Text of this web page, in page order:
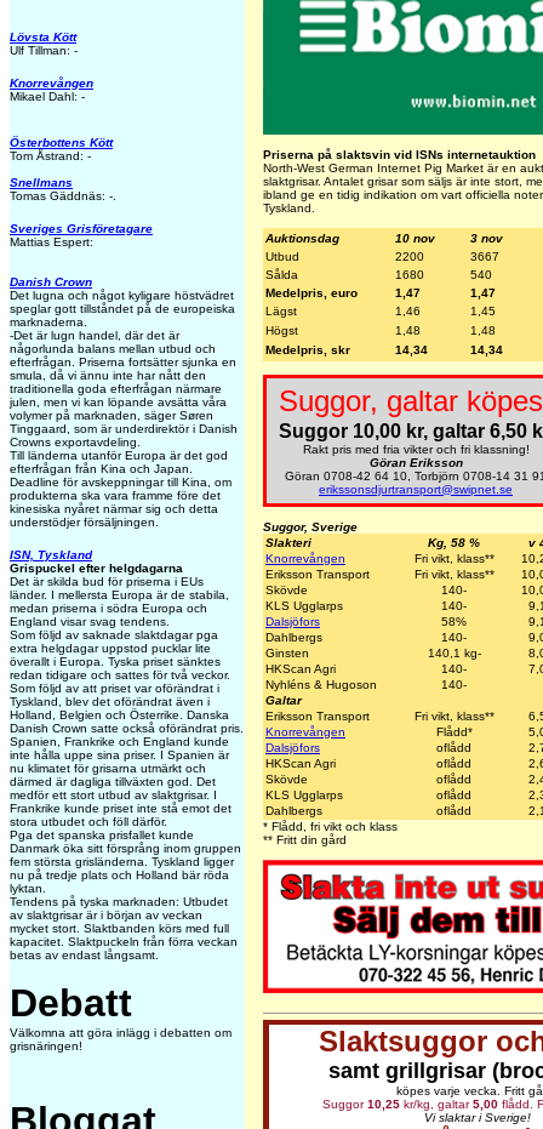
Lövsta Kött
Ulf Tillman: -
Knorrevången
Mikael Dahl: -
Österbottens Kött
Tom Åstrand: -
Snellmans
Tomas Gäddnäs: -.
Sveriges Grisföretagare
Mattias Espert:
Danish Crown
Det lugna och något kyligare höstvädret
speglar gott tillståndet på de europeiska
marknaderna.
-Det är lugn handel, där det är
någorlunda balans mellan utbud och
efterfrågan. Priserna fortsätter sjunka en
smula, då vi ännu inte har nått den
traditionella goda efterfrågan närmare
julen, men vi kan löpande avsätta våra
volymer på marknaden, säger Søren
Tinggaard, som är underdirektör i Danish
Crowns exportavdeling.
Till länderna utanför Europa är det god
efterfrågan från Kina och Japan.
Deadline för avskeppningar till Kina, om
produkterna ska vara framme före det
kinesiska nyåret närmar sig och detta
understödjer försäljningen.
ISN, Tyskland
Grispuckel efter helgdagarna
Det är skilda bud för priserna i EUs
länder. I mellersta Europa är de stabila,
medan priserna i södra Europa och
England visar svag tendens.
Som följd av saknade slaktdagar pga
extra helgdagar uppstod pucklar lite
överallt i Europa. Tyska priset sänktes
redan tidigare och sattes för två veckor.
Som följd av att priset var oförändrat i
Tyskland, blev det oförändrat även i
Holland, Belgien och Österrike. Danska
Danish Crown satte också oförändrat pris.
Spanien, Frankrike och England kunde
inte hålla uppe sina priser. I Spanien är
nu klimatet för grisarna utmärkt och
därmed är dagliga tillväxten god. Det
medför ett stort utbud av slaktgrisar. I
Frankrike kunde priset inte stå emot det
stora utbudet och föll därför.
Pga det spanska prisfallet kunde
Danmark öka sitt försprång inom gruppen
fem största grisländerna. Tyskland ligger
nu på tredje plats och Holland bär röda
lyktan.
Tendens på tyska marknaden: Utbudet
av slaktgrisar är i början av veckan
mycket stort. Slaktbanden körs med full
kapacitet. Slaktpuckeln från förra veckan
betas av endast långsamt.
Debatt
Välkomna att göra inlägg i debatten om
grisnäringen!
Priserna på slaktsvin vid ISNs internetauktion
North-West German Internet Pig Market är en
slaktgrisar. Antalet grisar som säljs är inte stort,
ibland ge en tidig indikation om vart officiella
Tyskland.
Auktionsdag 10 nov
3 nov
Utbud
2200
3667
Sålda
1680
540
Medelpris, euro
1,47
1,47
Lägst
1,46
1,45
Högst
1,48
1,48
Medelpris, skr
14,34 14,34
Suggor, galtar
Suggor 10,00 kr, galtar 6,50
Rakt pris med fria vikter och fri klassning!
Göran Eriksson
Göran 0708-42 64 10, Torbjörn 0708-14 31
erikssonsdjurtransport@swipnet.se
Suggor, Sverige
Slakteri
Kg, 58 %
v
Knorrevången
Fri vikt, klass**
Eriksson Transport
Fri vikt, klass**
Skövde
140-
KLS Ugglarps
140-
Dalsjöfors
58%
Dahlbergs
140-
Ginsten
140,1 kg-
HKScan Agri
140-
Nyhléns & Hugoson
140-
Galtar
Eriksson Transport
Fri vikt, klass**
Knorrevången
Flådd*
Dalsjöfors
oflådd
HKScan Agri
oflådd
Skövde
oflådd
KLS Ugglarps
oflådd
Dahlbergs
oflådd
* Flådd, fri vikt och klass
** Fritt din gård
Slaktsuggor
samt grillgrisar
köpes varje vecka. Fritt
Suggor10,25 kr/kg, galtar5,00 flådd.
Vi slaktar i Sverige!